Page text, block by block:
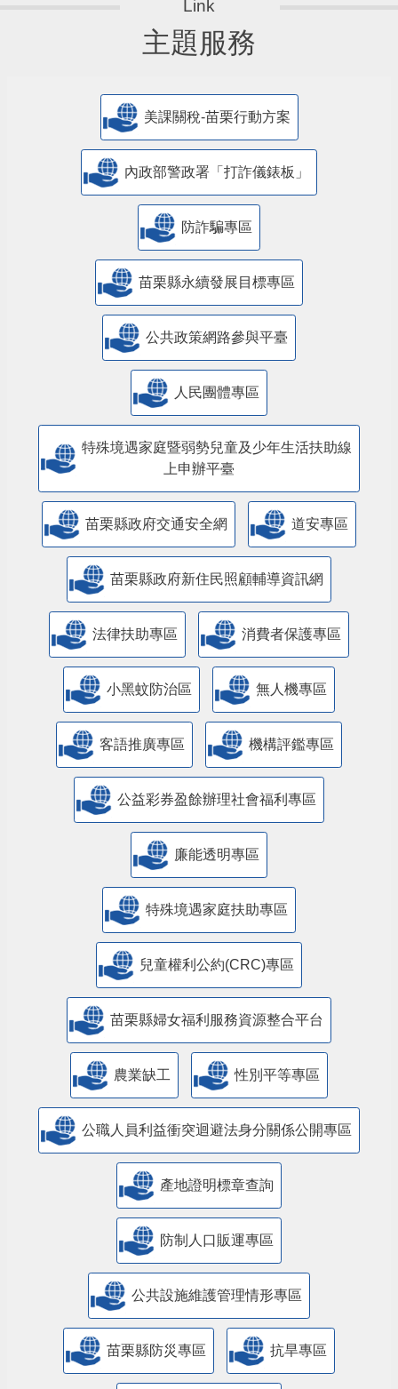
主題服務
美課關稅-苗栗行動方案
內政部警政署「打詐儀錶板」
防詐騙專區
苗栗縣永續發展目標專區
公共政策網路參與平臺
人民團體專區
特殊境遇家庭暨弱勢兒童及少年生活扶助線
上申辦平臺
苗栗縣政府交通安全網 道安專區
苗栗縣政府新住民照顧輔導資訊網
法律扶助專區 消費者保護專區
小黑蚊防治區 無人機專區
客語推廣專區 機構評鑑專區
公益彩券盈餘辦理社會福利專區
廉能透明專區
特殊境遇家庭扶助專區
兒童權利公約(CRC)專區
苗栗縣婦女福利服務資源整合平台
農業缺工 性別平等專區
公職人員利益衝突迴避法身分關係公開專區
產地證明標章查詢
防制人口販運專區
​公共設施維護管理情形專區
苗栗縣防災專區 抗旱專區